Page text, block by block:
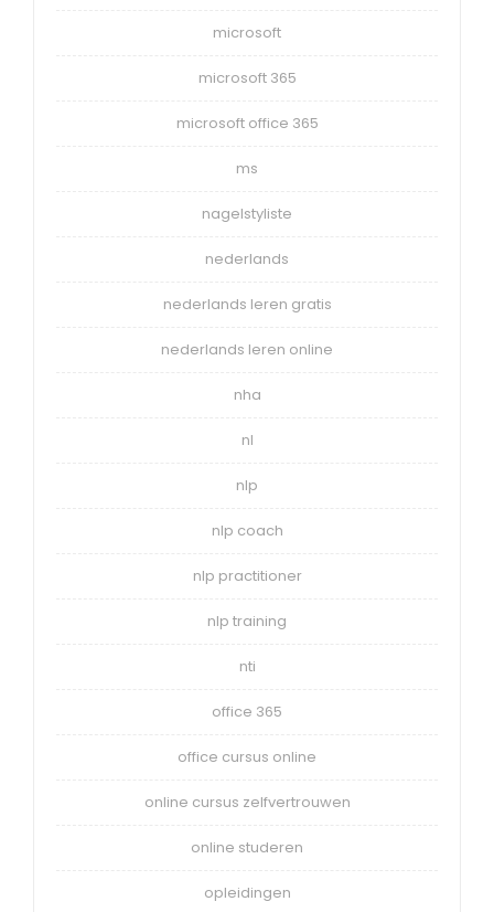
microsoft
microsoft 365
microsoft office 365
ms
nagelstyliste
nederlands
nederlands leren gratis
nederlands leren online
nha
nl
nlp
nlp coach
nlp practitioner
nlp training
nti
office 365
office cursus online
online cursus zelfvertrouwen
online studeren
opleidingen